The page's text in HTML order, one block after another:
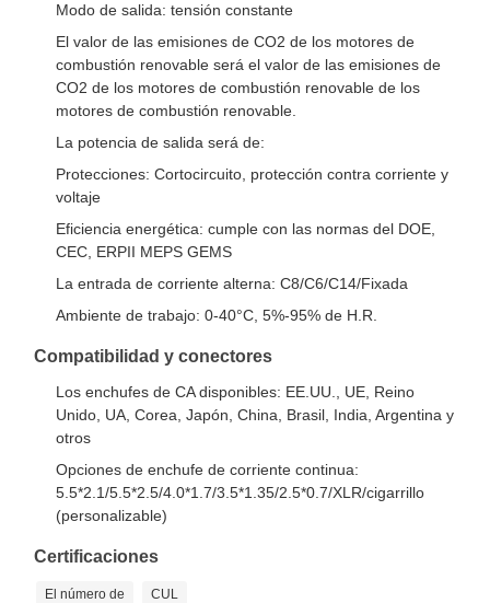
Modo de salida: tensión constante
El valor de las emisiones de CO2 de los motores de
combustión renovable será el valor de las emisiones de
CO2 de los motores de combustión renovable de los
motores de combustión renovable.
La potencia de salida será de:
Protecciones: Cortocircuito, protección contra corriente y
voltaje
Eficiencia energética: cumple con las normas del DOE,
CEC, ERPII MEPS GEMS
La entrada de corriente alterna: C8/C6/C14/Fixada
Ambiente de trabajo: 0-40°C, 5%-95% de H.R.
Compatibilidad y conectores
Los enchufes de CA disponibles: EE.UU., UE, Reino
Unido, UA, Corea, Japón, China, Brasil, India, Argentina y
otros
Opciones de enchufe de corriente continua:
5.5*2.1/5.5*2.5/4.0*1.7/3.5*1.35/2.5*0.7/XLR/cigarrillo
(personalizable)
Certificaciones
El número de
CUL